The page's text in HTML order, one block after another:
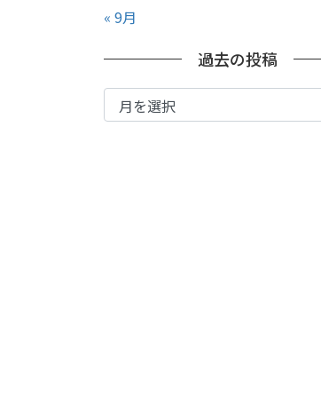
« 9月
過去の投稿
過
去